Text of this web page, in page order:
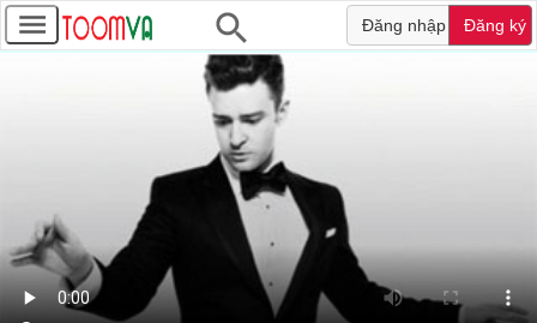
Đăng nhập Đăng ký